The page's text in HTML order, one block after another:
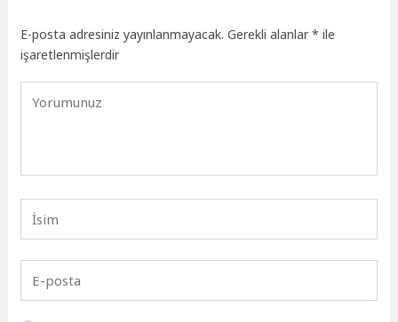
E-posta adresiniz yayınlanmayacak. Gerekli alanlar* ile
işaretlenmişlerdir